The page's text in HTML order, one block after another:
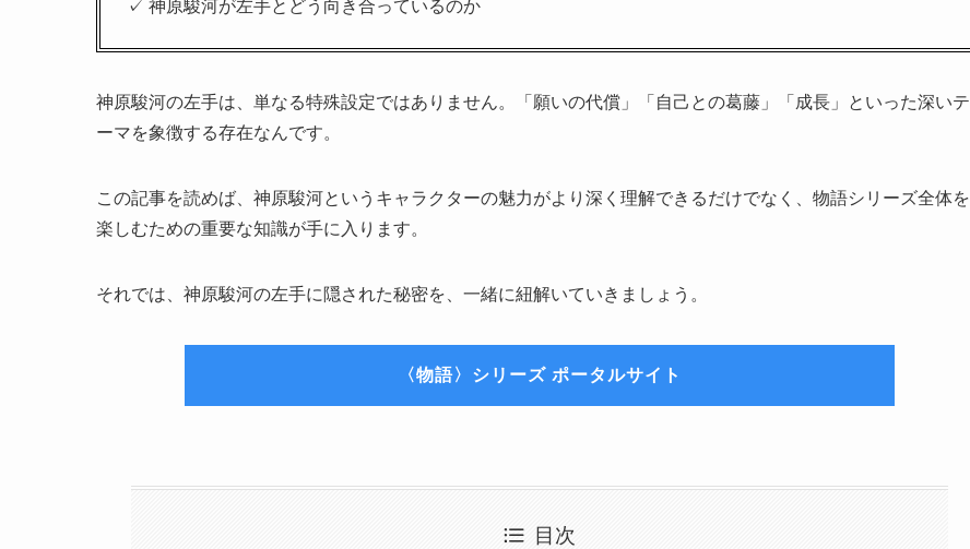
✓ 神原駿河が左手とどう向き合っているのか
神原駿河の左手は、単なる特殊設定ではありません。「願いの代償」「自己との葛藤」「成長」といった深いテ
ーマを象徴する存在なんです。
この記事を読めば、神原駿河というキャラクターの魅力がより深く理解できるだけでなく、物語シリーズ全体を
楽しむための重要な知識が手に入ります。
それでは、神原駿河の左手に隠された秘密を、一緒に紐解いていきましょう。
〈物語〉シリーズ ポータルサイト
目次